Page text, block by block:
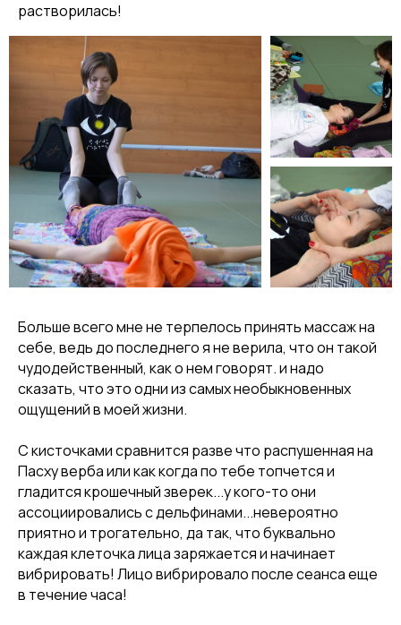
растворилась!
Больше всего мне не терпелось принять массаж на
себе, ведь до последнего я не верила, что он такой
чудодейственный, как о нем говорят. и надо
сказать, что это одни из самых необыкновенных
ощущений в моей жизни.
С кисточками сравнится разве что распушенная на
Пасху верба или как когда по тебе топчется и
гладится крошечный зверек...у кого-то они
ассоциировались с дельфинами...невероятно
приятно и трогательно, да так, что буквально
каждая клеточка лица заряжается и начинает
вибрировать! Лицо вибрировало после сеанса еще
в течение часа!